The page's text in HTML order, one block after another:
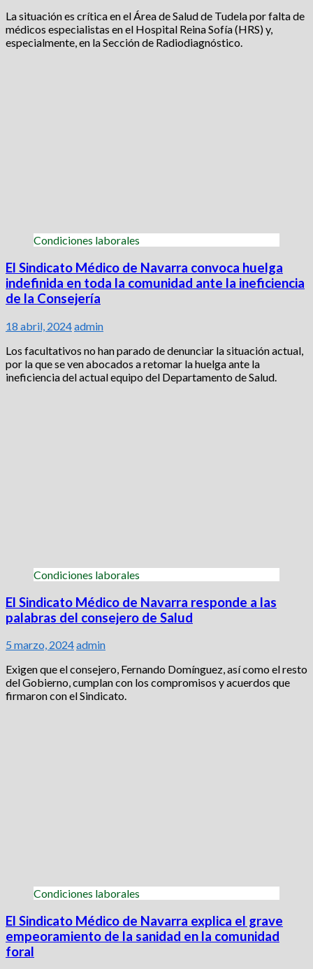
La situación es crítica en el Área de Salud de Tudela por falta de
médicos especialistas en el Hospital Reina Sofía (HRS) y,
especialmente, en la Sección de Radiodiagnóstico.
Condiciones laborales
El Sindicato Médico de Navarra convoca huelga
indefinida en toda la comunidad ante la ineficiencia
de la Consejería
18 abril, 2024admin
Los facultativos no han parado de denunciar la situación actual,
por la que se ven abocados a retomar la huelga ante la
ineficiencia del actual equipo del Departamento de Salud.
Condiciones laborales
El Sindicato Médico de Navarra responde a las
palabras del consejero de Salud
5 marzo, 2024admin
Exigen que el consejero, Fernando Domínguez, así como el resto
del Gobierno, cumplan con los compromisos y acuerdos que
firmaron con el Sindicato.
Condiciones laborales
El Sindicato Médico de Navarra explica el grave
empeoramiento de la sanidad en la comunidad
foral